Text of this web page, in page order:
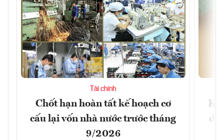
Tài chính
Chốt hạn hoàn tất kế hoạch cơ
cấu lại vốn nhà nước trước tháng
9/2026